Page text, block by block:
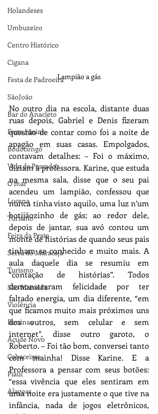
Holandeses
Umbuzeiro
Centro Histórico
Cigana
Festa de Padroeira
SãoJoão
Bar do Anacleto
Festa Junina
Bodocongó
Vida de Pescador
O mar
Lucena
Turismo
Feira da Prata
Serra do Maracajá
Turismo
São Mamede
Violência
Boninas
Açude Novo
Cabaceiras
Piauí
Alagoas
Lampião a gás
No outro dia na escola, distante duas
ruas depois, Gabriel e Denis fizeram
questão de contar como foi a noite de
apagão em suas casas. Empolgados,
contavam detalhes: – Foi o máximo,
diziam à professora. Karine, que estuda
na mesma sala, disse que o seu pai
acendeu um lampião, confessou que
nunca tinha visto aquilo, uma luz n’um
botijãozinho de gás; ao redor dele,
depois de jantar, sua avó contou um
monte de histórias de quando seus pais
tinham se conhecido e muito mais. A
aula daquele dia se resumiu em
“contação de histórias”. Todos
demonstraram felicidade por ter
faltado energia, um dia diferente, “em
que ficamos muito mais próximos uns
dos outros, sem celular e sem
internet”, disse outro garoto, o
Roberto. – Foi tão bom, conversei tanto
com mainha! Disse Karine. E a
Professora a pensar com seus botões:
“essa vivência que eles sentiram em
uma noite era justamente o que tive na
infância, nada de jogos eletrônicos,